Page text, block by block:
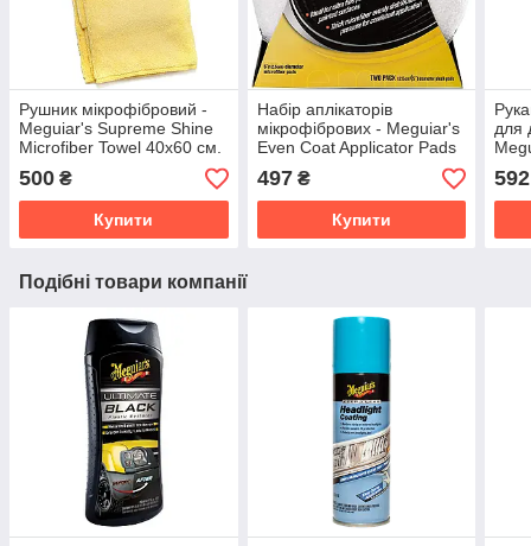
Рушник мікрофібровий -
Meguiar's Supreme Shine
Microfiber Towel 40х60 см.
жовтий (X2010EU)
500 ₴
Купити
Набір аплікаторів
мікрофібрових - Meguiar's
Even Coat Applicator Pads
2 шт. білий (X3080EU)
497₴
Купити
для
592
Подібні товари компанії